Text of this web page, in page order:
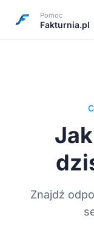
Pomoc
Fakturnia.pl
Znajdź